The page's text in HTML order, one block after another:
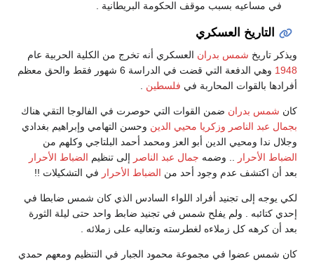
في مساعيه بسبب موقف الحكومة البريطانية .
التاريخ العسكري
ويذكر تاريخ شمس بدران العسكري أنه تخرج من الكلية الحربية عام
1948
وهي الدفعة التي قضت في الدراسة 6 شهور فقط والحق معظم
أفرادها بالقوات المحاربة في فلسطين
كان شمس بدران ضمن القوات التي حوصرت في الفالوجا التقي هناك
بجمال عبد الناصر وزكريا محيي الدين وحسن التهامي وإبراهيم بغدادي
وجلال ندا ومحيي الدين أبو العز ومحمد أحمد البلتاجي وكلهم من
الضباط الأحرار
.. وضمه جمال عبد الناصر إلى تنظيم الضباط الأحرار
بعد أن اكتشف عدم وجود أحد من الضباط الأحرار في التشكيلات !!
لكي يوجه إلى تجنيد أفراد اللواء السادس الذي كان شمس ضابطا في
إحدي كتائبه . ولم يفلح شمس في تجنيد ضابط واحد حتى ليلة الثورة
بعد أن كرهه كل زملاءه لغطرسته وتعاليه على زملائه .
كان شمس عضوا في مجموعة محمود الجبار في التنظيم ومعهم حمدي